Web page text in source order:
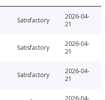
Satisfactory
2026-04-
21
Satisfactory
2026-04-
21
Satisfactory
2026-04-
21